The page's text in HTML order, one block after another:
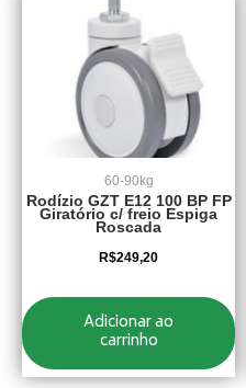
60-90kg
Rodízio GZT E12 100 BP FP
Giratório c/ freio Espiga
Roscada
R$249,20
Adicionar ao
carrinho